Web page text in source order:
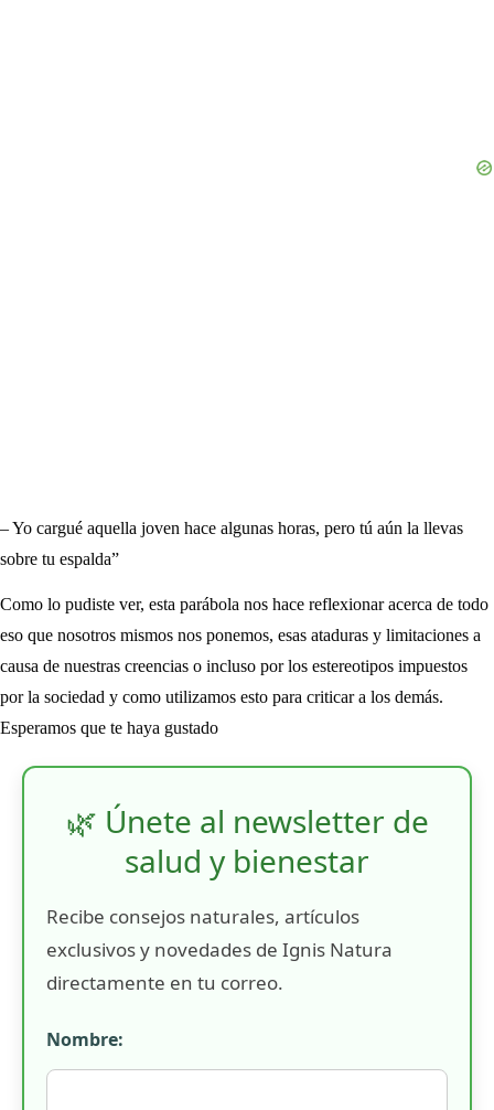
– Yo cargué aquella joven hace algunas horas, pero tú aún la llevas
sobre tu espalda”
Como lo pudiste ver, esta parábola nos hace reflexionar acerca de todo
eso que nosotros mismos nos ponemos, esas ataduras y limitaciones a
causa de nuestras creencias o incluso por los estereotipos impuestos
por la sociedad y como utilizamos esto para criticar a los demás.
Esperamos que te haya gustado
🌿 Únete al newsletter de
salud y bienestar
Recibe consejos naturales, artículos
exclusivos y novedades de Ignis Natura
directamente en tu correo.
Nombre: